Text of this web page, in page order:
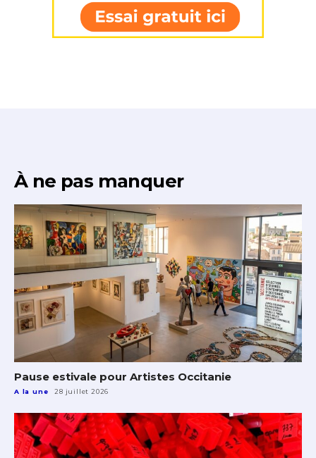
* Champ obligatoire
À ne pas manquer
Pause estivale pour Artistes Occitanie
A la une 28 juillet 2026